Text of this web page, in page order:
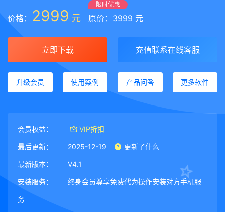
价格： 2999 元
限时优惠
原价：3999 元
立即下载 充值联系在线客服
升级会员 使用案例 产品问答 更多软件
会员权益： VIP折扣
最后更新： 2025-12-19 更新了什么
最新版本： V4.1
安装服务： 终身会员尊享免费代为操作安装对方手机服
务